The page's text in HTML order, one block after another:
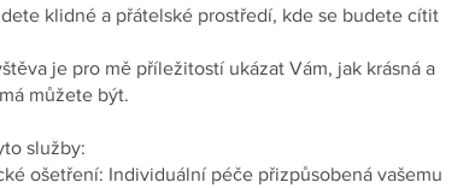
klidné a přátelské prostředí, kde se budete cítit
je pro mě příležitostí ukázat Vám, jak krásná a
můžete být.
služby:
ošetření: Individuální péče přizpůsobená vašemu